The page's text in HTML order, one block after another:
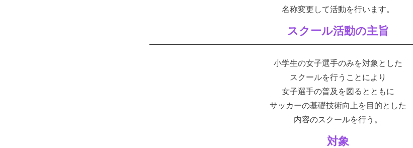
名称変更して活動を⾏います。
スクール活動の主旨
⼩学⽣の⼥⼦選⼿のみを対象とした
スクールを⾏うことにより
⼥⼦選⼿の普及を図るとともに
サッカーの基礎技術向上を⽬的とした
内容のスクールを⾏う。
対象